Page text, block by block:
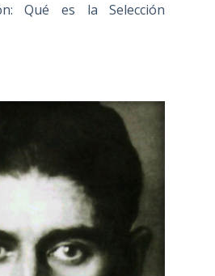
Qué es la Selección